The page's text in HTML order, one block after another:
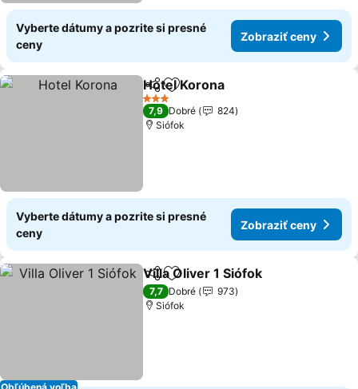
Vyberte dátumy a pozrite si presné
ceny
Zobraziť ceny
ZdieľaťPridať do obľúbených
Hotel Korona
3 Počet hviezdičiek
7,9 Dobré
824
Siófok
Vyberte dátumy a pozrite si presné
ceny
Zobraziť ceny
ZdieľaťPridať do obľúbených
Villa Oliver 1 Siófok
7,7 Dobré
973
Siófok